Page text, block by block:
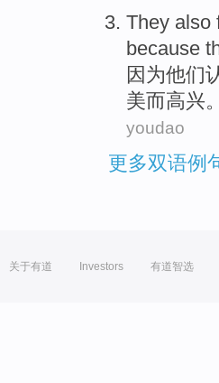
They also
because
因为他们
美而高兴。
youdao
更多双语例
关于有道 Investors 有道智选